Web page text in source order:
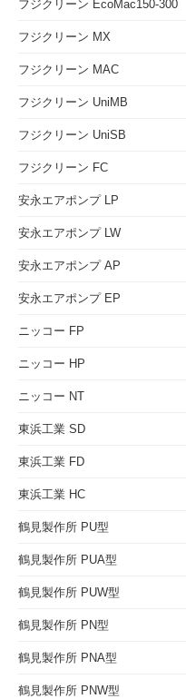
フジクリーン EcoMac150-300
フジクリーン MX
フジクリーン MAC
フジクリーン UniMB
フジクリーン UniSB
フジクリーン FC
安永エアポンプ LP
安永エアポンプ LW
安永エアポンプ AP
安永エアポンプ EP
ニッコー FP
ニッコー HP
ニッコー NT
東浜工業 SD
東浜工業 FD
東浜工業 HC
鶴見製作所 PU型
鶴見製作所 PUA型
鶴見製作所 PUW型
鶴見製作所 PN型
鶴見製作所 PNA型
鶴見製作所 PNW型